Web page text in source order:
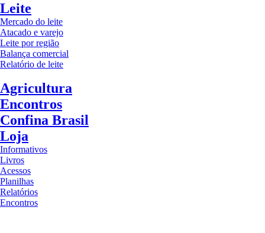
Leite
Mercado do leite
Atacado e varejo
Leite por região
Balança comercial
Relatório de leite
Agricultura
Encontros
Confina Brasil
Loja
Informativos
Livros
Acessos
Planilhas
Relatórios
Encontros